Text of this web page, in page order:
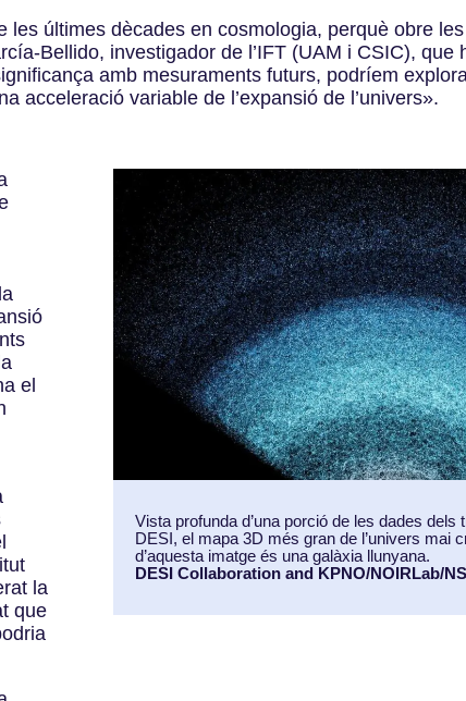
últimes dècades en cosmologia, perquè obre
Bellido, investigador de l’IFT (UAM i CSIC), que
amb mesuraments futurs, podríem
acceleració variable de l’expansió de l’univers».
el
la
que
Vista profunda d’una porció de les dades dels
DESI, el mapa 3D més gran de l’univers mai
d’aquesta imatge és una galàxia llunyana.
DESI Collaboration and KPNO/NOIRLab/